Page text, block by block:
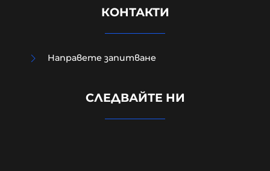
деца-психопати. Най-критичен е
КОНТАКТИ
Направете запитване
СЛЕДВАЙТЕ НИ